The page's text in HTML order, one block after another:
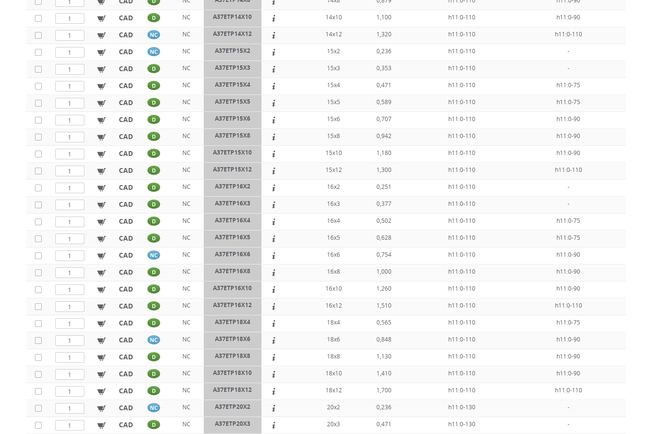
CAD D NC A37ETP14X10 14x10 1,100 h11:0-110 h11:0-90
CAD NC NC A37ETP14X12 14x12 1,320 h11:0-110 h11:0-110
CAD NC NC A37ETP15X2 15x2 0,236 h11:0-110 -
CAD D NC A37ETP15X3 15x3 0,353 h11:0-110 -
CAD D NC A37ETP15X4 15x4 0,471 h11:0-110 h11:0-75
CAD D NC A37ETP15X5 15x5 0,589 h11:0-110 h11:0-75
CAD D NC A37ETP15X6 15x6 0,707 h11:0-110 h11:0-90
CAD D NC A37ETP15X8 15x8 0,942 h11:0-110 h11:0-90
CAD D NC A37ETP15X10 15x10 1,180 h11:0-110 h11:0-90
CAD D NC A37ETP15X12 15x12 1,300 h11:0-110 h11:0-110
CAD D NC A37ETP16X2 16x2 0,251 h11:0-110 -
CAD D NC A37ETP16X3 16x3 0,377 h11:0-110 -
CAD D NC A37ETP16X4 16x4 0,502 h11:0-110 h11:0-75
CAD D NC A37ETP16X5 16x5 0,628 h11:0-110 h11:0-75
CAD NC NC A37ETP16X6 16x6 0,754 h11:0-110 h11:0-90
CAD D NC A37ETP16X8 16x8 1,000 h11:0-110 h11:0-90
CAD D NC A37ETP16X10 16x10 1,260 h11:0-110 h11:0-90
CAD D NC A37ETP16X12 16x12 1,510 h11:0-110 h11:0-110
CAD D NC A37ETP18X4 18x4 0,565 h11:0-110 h11:0-75
CAD NC NC A37ETP18X6 18x6 0,848 h11:0-110 h11:0-90
CAD D NC A37ETP18X8 18x8 1,130 h11:0-110 h11:0-90
CAD D NC A37ETP18X10 18x10 1,410 h11:0-110 h11:0-90
CAD D NC A37ETP18X12 18x12 1,700 h11:0-110 h11:0-110
CAD NC NC A37ETP20X2 20x2 0,236 h11:0-130 -
CAD D NC A37ETP20X3 20x3 0,471 h11:0-130 -